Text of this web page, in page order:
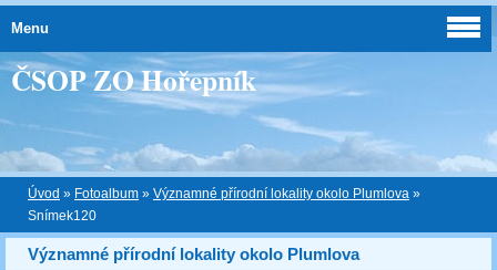
ČSOP ZO Hořepník
Úvod » Fotoalbum » Významné přírodní lokality okolo Plumlova »
Snímek120
Významné přírodní lokality okolo Plumlova
Menu